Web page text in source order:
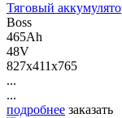
Тяговый
Boss
465Ah
48V
827x411x765
...
...
подробнее заказать